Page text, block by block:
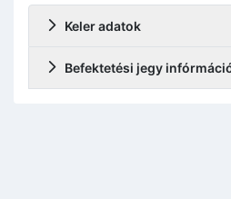
Keler adatok
Befektetési jegy